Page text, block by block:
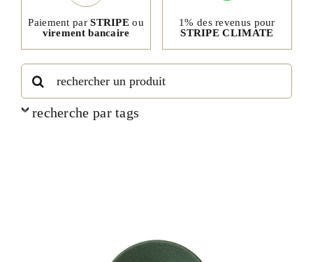
Paiement parSTRIPE ou
virement bancaire
1% des revenus pour
STRIPE CLIMATE
Rechercher:
recherche par tags